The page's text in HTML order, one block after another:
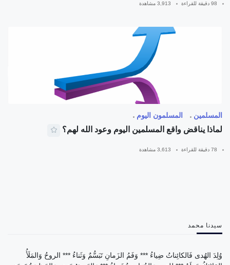
98 دقيقة للقراءة 3,913 مشاهدة
المسلمين المسلمون اليوم
لماذا يناقض واقع المسلمين اليوم وعود الله لهم؟
78 دقيقة للقراءة 3,613 مشاهدة
سيدنا محمد
وُلِدَ الهُدى فَالكائِناتُ ضِياءُ *** وَفَمُ الزَمانِ تَبَسُّمٌ وَثَناءُ *** الروحُ وَالمَلَأُ